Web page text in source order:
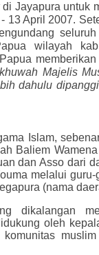
Jayapura untuk
13 April 2007.
wilayah
Majelis
dahulu
Islam,
Baliem
dan Asso dari
melalui
(nama
dikalangan
oleh